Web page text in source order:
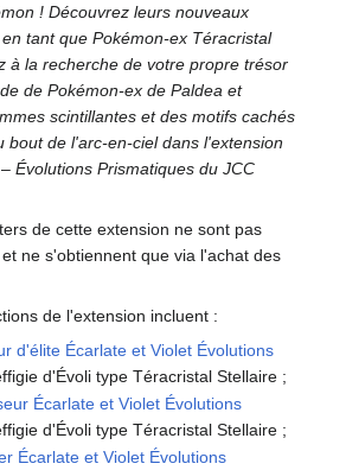
! Découvrez leurs nouveaux
tant que Pokémon-ex Téracristal
à la recherche de votre propre trésor
de Pokémon-ex de Paldea et
scintillantes et des motifs cachés
bout de l'arc-en-ciel dans l'extension
Évolutions Prismatiques du JCC
de cette extension ne sont pas
ne s'obtiennent que via l'achat des
de l'extension incluent :
d'élite Écarlate et Violet Évolutions
d'Évoli type Téracristal Stellaire ;
Écarlate et Violet Évolutions
d'Évoli type Téracristal Stellaire ;
Écarlate et Violet Évolutions